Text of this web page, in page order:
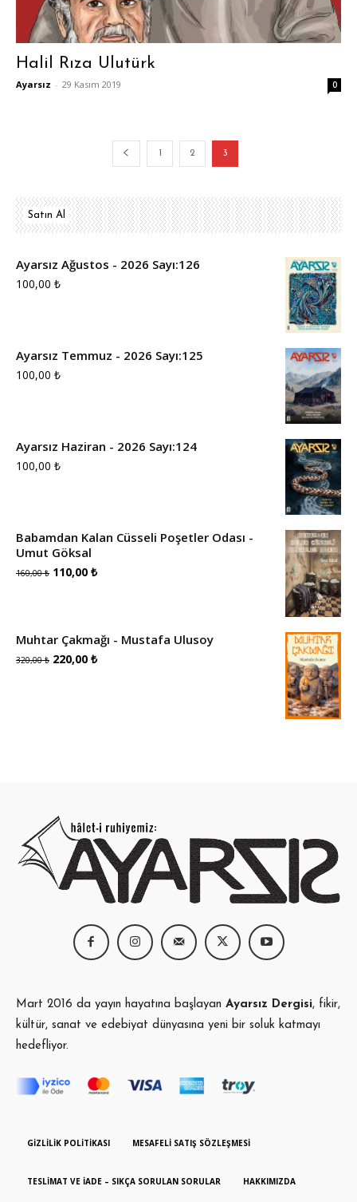
Halil Rıza Ulutürk
Ayarsız - 29 Kasım 2019 0
1 2 3
Satın Al
Ayarsız Ağustos - 2026 Sayı:126
100,00 ₺
Ayarsız Temmuz - 2026 Sayı:125
100,00 ₺
Ayarsız Haziran - 2026 Sayı:124
100,00 ₺
Babamdan Kalan Cüsseli Poşetler Odası -
Umut Göksal
160,00₺ Orijinal
110,00 ₺Şu
110,00 ₺.
Muhtar Çakmağı - Mustafa Ulusoy
320,00₺ Orijinal
220,00 ₺Şu
Mart 2016 da yayın hayatına başlayan Ayarsız Dergisi, fikir,
kültür, sanat ve edebiyat dünyasına yeni bir soluk katmayı
hedefliyor.
GIZLILIK POLITIKASI MESAFELI SATIŞ SÖZLEŞMESI
TESLIMAT VE İADE – SIKÇA SORULAN SORULAR HAKKIMIZDA